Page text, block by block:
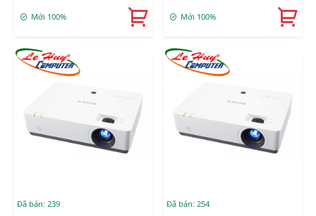
Mới 100% Mới 100%
Đã bán: 239 Đã bán: 254